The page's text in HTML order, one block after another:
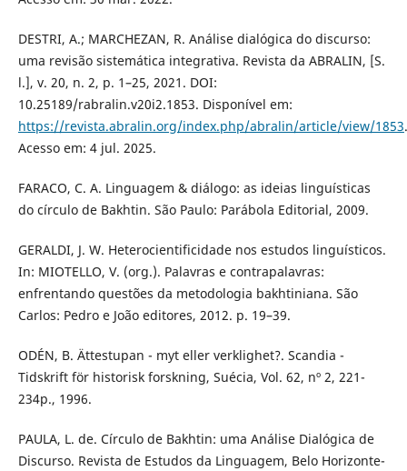
DESTRI, A.; MARCHEZAN, R. Análise dialógica do discurso:
uma revisão sistemática integrativa. Revista da ABRALIN, [S.
l.], v. 20, n. 2, p. 1–25, 2021. DOI:
10.25189/rabralin.v20i2.1853. Disponível em:
https://revista.abralin.org/index.php/abralin/article/view/1853.
Acesso em: 4 jul. 2025.
FARACO, C. A. Linguagem & diálogo: as ideias linguísticas
do círculo de Bakhtin. São Paulo: Parábola Editorial, 2009.
GERALDI, J. W. Heterocientificidade nos estudos linguísticos.
In: MIOTELLO, V. (org.). Palavras e contrapalavras:
enfrentando questões da metodologia bakhtiniana. São
Carlos: Pedro e João editores, 2012. p. 19–39.
ODÉN, B. Ättestupan - myt eller verklighet?. Scandia -
Tidskrift för historisk forskning, Suécia, Vol. 62, nº 2, 221-
234p., 1996.
PAULA, L. de. Círculo de Bakhtin: uma Análise Dialógica de
Discurso. Revista de Estudos da Linguagem, Belo Horizonte-